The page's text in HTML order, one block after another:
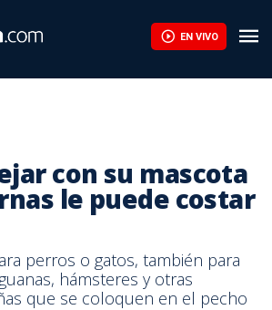
EN VIVO
con su mascota
le puede costar
perros o gatos, también para
hámsteres y otras
que se coloquen en el pecho